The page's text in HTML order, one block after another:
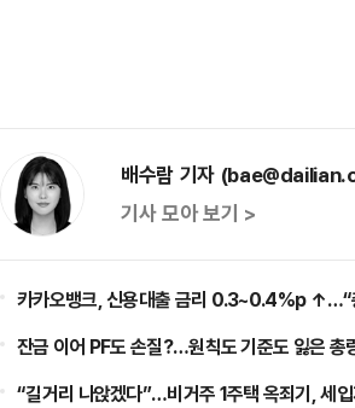
배수람 기자
기사 모아 보기 >
카카오뱅크, 신용대출 금리 0.3~0.4%p ↑…“
잔금 이어 PF도 손질?…원칙도 기준도 잃은 총
“길거리 나앉겠다”…비거주 1주택 옥죄기, 세입